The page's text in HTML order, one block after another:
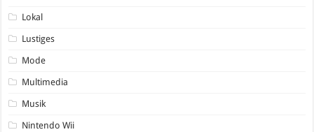
Lokal
Lustiges
Mode
Multimedia
Musik
Nintendo Wii